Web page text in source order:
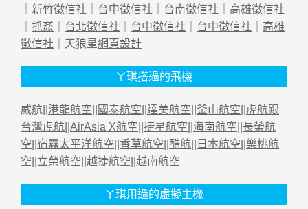
｜ 新竹徵信社 ｜ 台中徵信社 ｜ 台南徵信社 ｜ 高雄徵信社
｜ 抓姦 ｜ 台北徵信社 ｜ 台中徵信社 ｜ 台中徵信社 ｜ 高雄
徵信社 ｜天狼星網頁設計
ㄚ琪搭過的飛機
威航|| 港龍航空 國泰航空 達美航空 釜山航空
虎航跟
台灣虎航 AirAsia X航空 捷星航空 海南航空 長榮航
空 宿霧太平洋航空 香草航空 酷航 日本航空 樂桃航
空 立榮航空 越捷航空 越南航空
ㄚ琪用過的虛擬主機